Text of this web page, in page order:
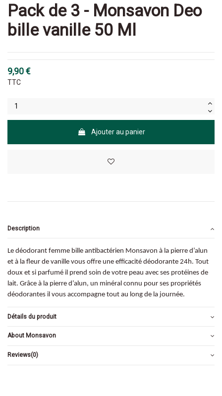
Pack de 3 - Monsavon Deo
bille vanille 50 Ml
9,90 €
TTC
Ajouter au panier
Description
Le déodorant femme bille antibactérien Monsavon à la pierre d’alun
et à la fleur de vanille vous offre une efficacité déodorante 24h. Tout
doux et si parfumé il prend soin de votre peau avec ses protéines de
lait. Grâce à la pierre d’alun, un minéral connu pour ses propriétés
déodorantes il vous accompagne tout au long de la journée.
Détails du produit
About Monsavon
Reviews(0)